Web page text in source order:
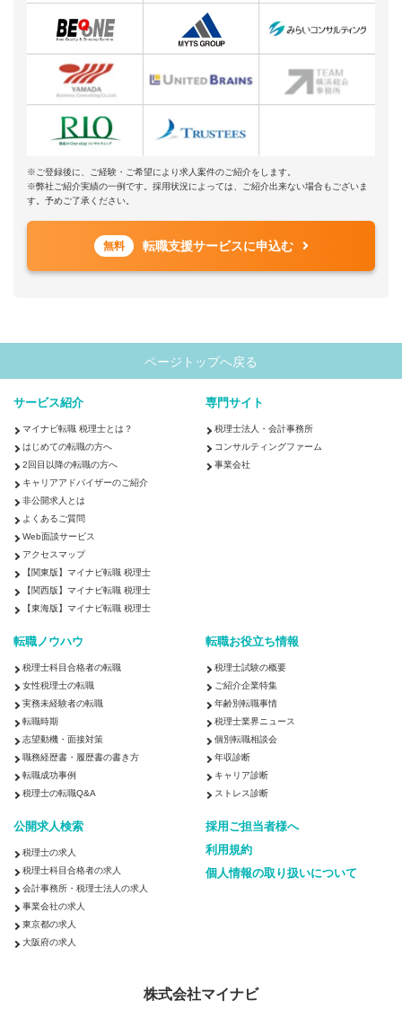
※ご登録後に、ご経験・ご希望により求人案件のご紹介をします。
※弊社ご紹介実績の一例です。採用状況によっては、ご紹介出来ない場合もございま
す。予めご了承ください。
無料 転職支援サービスに申込む
ページトップへ戻る
サービス紹介
マイナビ転職 税理士とは？
はじめての転職の方へ
2回目以降の転職の方へ
キャリアアドバイザーのご紹介
非公開求人とは
よくあるご質問
Web面談サービス
アクセスマップ
【関東版】マイナビ転職 税理士
【関西版】マイナビ転職 税理士
【東海版】マイナビ転職 税理士
専門サイト
税理士法人・会計事務所
コンサルティングファーム
事業会社
転職ノウハウ
税理士科目合格者の転職
女性税理士の転職
実務未経験者の転職
転職時期
志望動機・面接対策
職務経歴書・履歴書の書き方
転職成功事例
税理士の転職Q&A
転職お役立ち情報
税理士試験の概要
ご紹介企業特集
年齢別転職事情
税理士業界ニュース
個別転職相談会
年収診断
キャリア診断
ストレス診断
公開求人検索
税理士の求人
税理士科目合格者の求人
会計事務所・税理士法人の求人
事業会社の求人
東京都の求人
大阪府の求人
採用ご担当者様へ
利用規約
個人情報の取り扱いについて
株式会社マイナビ